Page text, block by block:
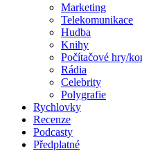
Marketing
Telekomunikace
Hudba
Knihy
Počítačové hry/
Rádia
Celebrity
Polygrafie
Rychlovky
Recenze
Podcasty
Předplatné